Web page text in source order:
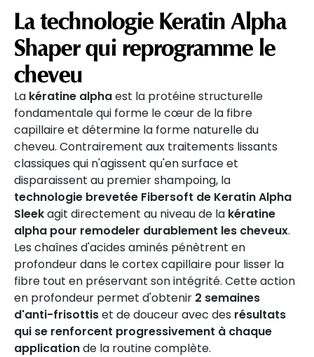
La technologie Keratin Alpha
Shaper qui reprogramme le
cheveu
La kératine alphaest la protéine structurelle
fondamentale qui forme le cœur de la fibre
capillaire et détermine la forme naturelle du
cheveu. Contrairement aux traitements lissants
classiques qui n'agissent qu'en surface et
disparaissent au premier shampoing, la
technologie brevetée Fibersoft de Keratin Alpha
Sleekagit directement au niveau de la kératine
alpha pour remodeler durablement les cheveux.
Les chaînes d'acides aminés pénètrent en
profondeur dans le cortex capillaire pour lisser la
fibre tout en préservant son intégrité. Cette action
en profondeur permet d'obtenir 2 semaines
d'anti-frisottiset de douceur avec des résultats
qui se renforcent progressivement à chaque
applicationde la routine complète.